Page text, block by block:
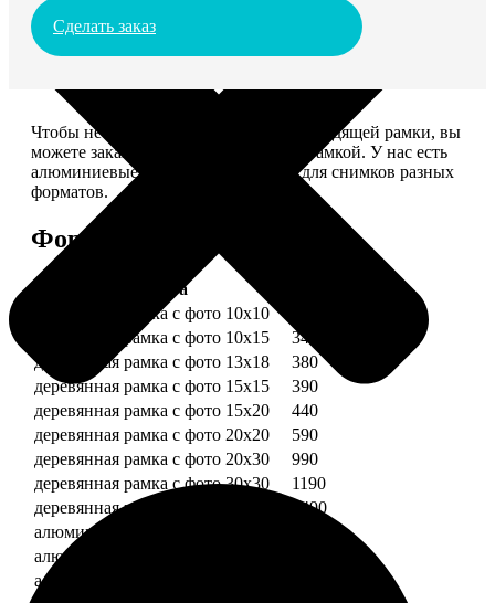
Сделать заказ
Чтобы не тратить время на поиск подходящей рамки, вы
можете заказать печать фото сразу с рамкой. У нас есть
алюминиевые и деревянные рамки для снимков разных
форматов.
Форматы и цены
Услуга
деревянная рамка с фото 10х10
деревянная рамка с фото 10х15
340
деревянная рамка с фото 13х18
380
деревянная рамка с фото 15х15
390
деревянная рамка с фото 15х20
440
деревянная рамка с фото 20х20
590
деревянная рамка с фото 20х30
990
деревянная рамка с фото 30х30
1190
деревянная рамка с фото 30х40
1490
алюминиевая рамка с фото 10х15
алюминиевая рамка с фото 20х30
алюминиевая рамка с фото 30х40